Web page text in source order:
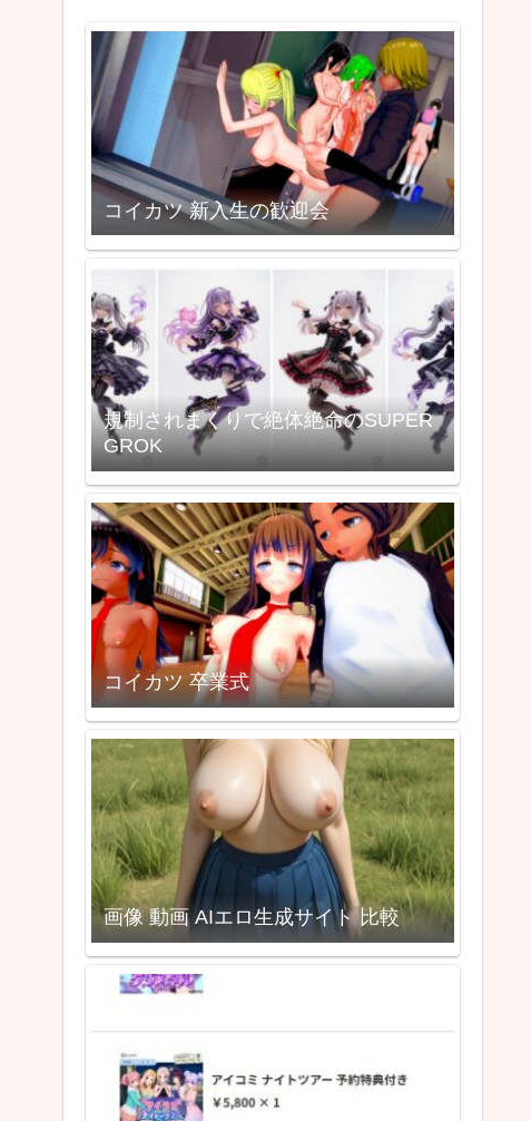
コイカツ 新入生の歓迎会
規制されまくりで絶体絶命のSUPER
GROK
コイカツ 卒業式
画像 動画 AIエロ生成サイト 比較